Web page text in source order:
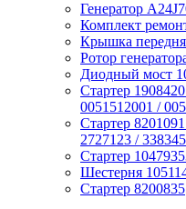
Генератор
Комплект
Крышка
Ротор
Диодный мост
Стартер
0051512001 /
Стартер
2727123 /
Стартер
Шестерня
Стартер 8200835